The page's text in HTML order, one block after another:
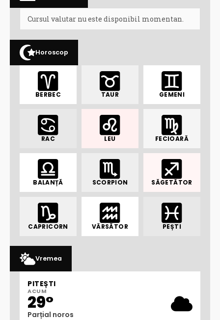
Cursul valutar nu este disponibil momentan.
Horoscop
BERBEC TAUR GEMENI
RAC LEU FECIOARĂ
BALANȚĂ SCORPION SĂGETĂTOR
CAPRICORN VĂRSĂTOR PEȘTI
Vremea
PITEȘTI
ACUM
29°
Parțial noros